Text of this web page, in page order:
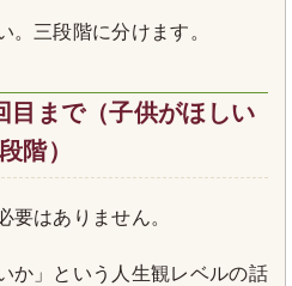
。三段階に分けます。
目まで（子供がほしい
階）
要はありません。
か」という人生観レベルの話